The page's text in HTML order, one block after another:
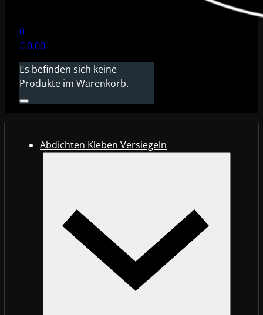
0
€0,00
Es befinden sich keine
Produkte im Warenkorb.
Abdichten Kleben Versiegeln